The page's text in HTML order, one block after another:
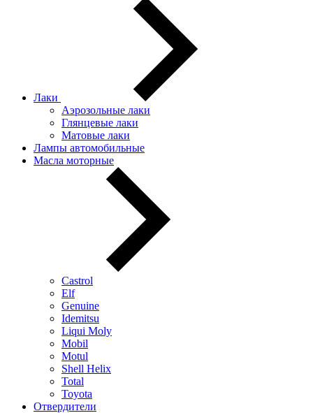
Лаки
Аэрозольные лаки
Глянцевые лаки
Матовые лаки
Лампы автомобильные
Масла моторные
Castrol
Elf
Genuine
Idemitsu
Liqui Moly
Mobil
Motul
Shell Helix
Total
Toyota
Отвердители